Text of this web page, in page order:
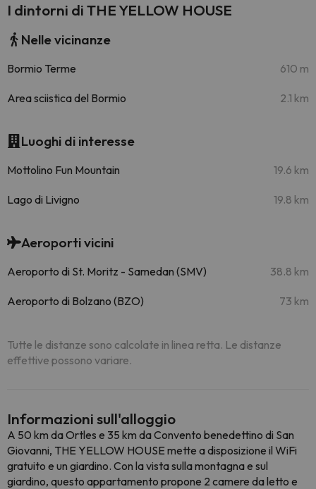
I dintorni di THE YELLOW HOUSE
Nelle vicinanze
Bormio Terme 610 m
Area sciistica del Bormio 2.1 km
Luoghi di interesse
Mottolino Fun Mountain 19.6 km
Lago di Livigno 19.8 km
Aeroporti vicini
Aeroporto di St. Moritz - Samedan (SMV) 38.8 km
Aeroporto di Bolzano (BZO) 73 km
Tutte le distanze sono calcolate in linea retta. Le distanze
effettive possono variare.
Informazioni sull'alloggio
A 50 km da Ortles e 35 km da Convento benedettino di San
Giovanni, THE YELLOW HOUSE mette a disposizione il WiFi
gratuito e un giardino. Con la vista sulla montagna e sul
giardino, questo appartamento propone 2 camere da letto e